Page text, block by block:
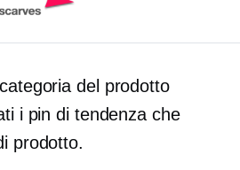
del prodotto
i pin di tendenza che
prodotto.